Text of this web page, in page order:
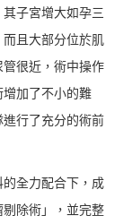
子宮增大如孕三
且大部分位於肌
很近，術中操作
加了不小的難
行了充分的術前
全力配合下，成
除術」，並完整